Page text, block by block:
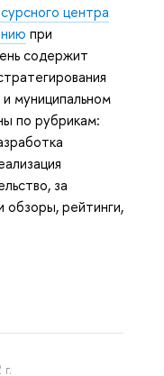
центра
при
содержит
муниципальном
по рубрикам:
за
обзоры, рейтинги,